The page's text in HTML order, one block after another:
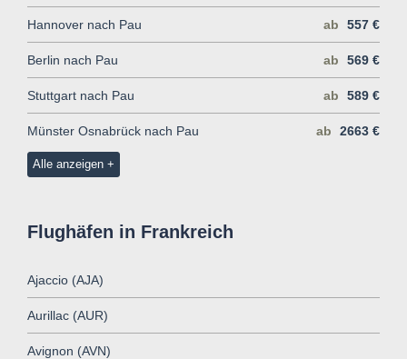
Hannover nach Pau ab 557 €
Berlin nach Pau ab 569 €
Stuttgart nach Pau ab 589 €
Münster Osnabrück nach Pau ab 2663 €
Alle anzeigen
Flughäfen in Frankreich
Ajaccio (AJA)
Aurillac (AUR)
Avignon (AVN)